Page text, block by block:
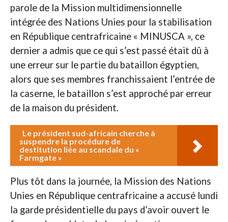
parole de la Mission multidimensionnelle
intégrée des Nations Unies pour la stabilisation
en République centrafricaine « MINUSCA », ce
dernier a admis que ce qui s’est passé était dû à
une erreur sur le partie du bataillon égyptien,
alors que ses membres franchissaient l’entrée de
la caserne, le bataillon s’est approché par erreur
de la maison du président.
Le président sud-africain cherche à
suspendre la procédure de
destitution liée au scandale du «
Farmgate »
Plus tôt dans la journée, la Mission des Nations
Unies en République centrafricaine a accusé lundi
la garde présidentielle du pays d’avoir ouvert le